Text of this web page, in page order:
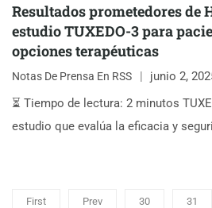
Resultados prometedores de
estudio TUXEDO-3 para
opciones terapéuticas
Notas De Prensa En RSS
junio 2,
⏳ Tiempo de lectura: 2 minutos
estudio que evalúa la eficacia y
First Prev 30 31